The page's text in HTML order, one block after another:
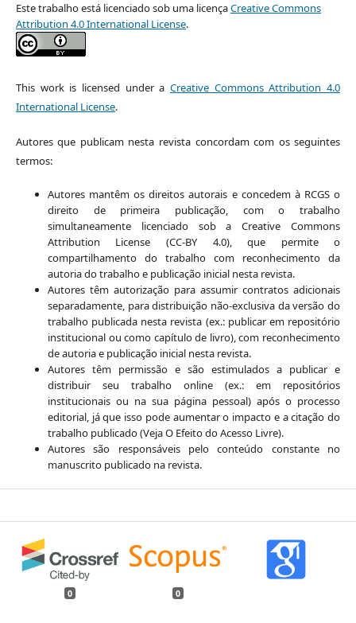
Este trabalho está licenciado sob uma licençaCreative Commons
Attribution 4.0 International License.
This work is licensed under aCreative Commons Attribution 4.0
International License.
Autores que publicam nesta revista concordam com os seguintes
termos:
Autores mantêm os direitos autorais e concedem à RCGS o
direito de primeira publicação, com o trabalho
simultaneamente licenciado sob a Creative Commons
Attribution License (CC-BY 4.0), que permite o
compartilhamento do trabalho com reconhecimento da
autoria do trabalho e publicação inicial nesta revista.
Autores têm autorização para assumir contratos adicionais
separadamente, para distribuição não-exclusiva da versão do
trabalho publicada nesta revista (ex.: publicar em repositório
institucional ou como capítulo de livro), com reconhecimento
de autoria e publicação inicial nesta revista.
Autores têm permissão e são estimulados a publicar e
distribuir seu trabalho online (ex.: em repositórios
institucionais ou na sua página pessoal) após o processo
editorial, já que isso pode aumentar o impacto e a citação do
trabalho publicado (Veja O Efeito do Acesso Livre).
Autores são responsáveis pelo conteúdo constante no
manuscrito publicado na revista.
0 0